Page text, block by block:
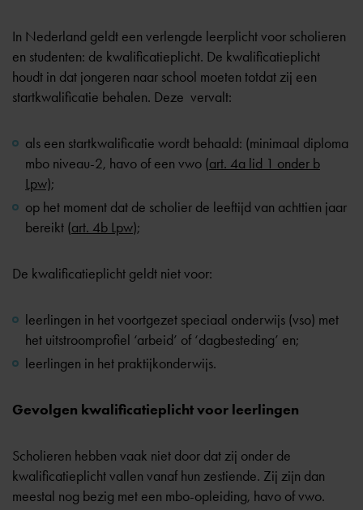
In Nederland geldt een verlengde leerplicht voor scholieren
en studenten: de kwalificatieplicht. De kwalificatieplicht
houdt in dat jongeren naar school moeten totdat zij een
startkwalificatie behalen. Deze vervalt:
als een startkwalificatie wordt behaald: (minimaal diploma
mbo niveau-2, havo of een vwo (art. 4a lid 1 onder b
Lpw);
op het moment dat de scholier de leeftijd van achttien jaar
bereikt (art. 4b Lpw);
De kwalificatieplicht geldt niet voor:
leerlingen in het voortgezet speciaal onderwijs (vso) met
het uitstroomprofiel ‘arbeid’ of ‘dagbesteding’ en;
leerlingen in het praktijkonderwijs.
Gevolgen kwalificatieplicht voor leerlingen
Scholieren hebben vaak niet door dat zij onder de
kwalificatieplicht vallen vanaf hun zestiende. Zij zijn dan
meestal nog bezig met een mbo-opleiding, havo of vwo.